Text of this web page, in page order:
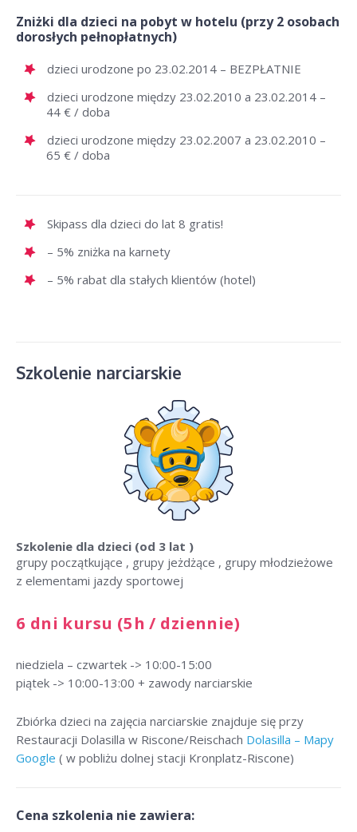
Zniżki dla dzieci na pobyt w hotelu (przy 2 osobach
dorosłych pełnopłatnych)
dzieci urodzone po 23.02.2014 – BEZPŁATNIE
dzieci urodzone między 23.02.2010 a 23.02.2014 –
44 € / doba
dzieci urodzone między 23.02.2007 a 23.02.2010 –
65 € / doba
Skipass dla dzieci do lat 8 gratis!
– 5% zniżka na karnety
– 5% rabat dla stałych klientów (hotel)
Szkolenie narciarskie
Szkolenie dla dzieci (od 3 lat )
grupy początkujące , grupy jeżdżące , grupy młodzieżowe
z elementami jazdy sportowej
6 dni kursu (5h / dziennie)
niedziela – czwartek -> 10:00-15:00
piątek -> 10:00-13:00 + zawody narciarskie
Zbiórka dzieci na zajęcia narciarskie znajduje się przy
Restauracji Dolasilla w Riscone/Reischach Dolasilla – Mapy
Google ( w pobliżu dolnej stacji Kronplatz-Riscone)
Cena szkolenia nie zawiera: